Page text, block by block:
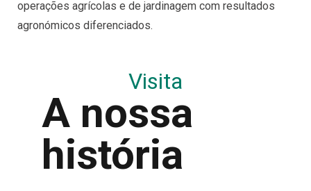
operações agrícolas e de jardinagem com resultados
agronómicos diferenciados.
Visita
A nossa
história